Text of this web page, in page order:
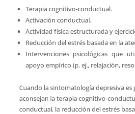
Terapia cognitivo-conductual.
Activación conductual.
Actividad física estructurada y
Reducción del estrés basada en la
Intervenciones psicológicas que
apoyo empírico (p. ej., relajación,
Cuando la sintomatología depresiva es
aconsejan la terapia cognitivo-
conductual, la reducción del estrés